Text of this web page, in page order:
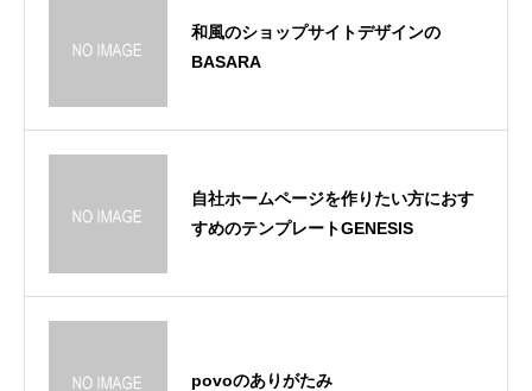
和風のショップサイトデザインの
BASARA
自社ホームページを作りたい方におす
すめのテンプレートGENESIS
povoのありがたみ